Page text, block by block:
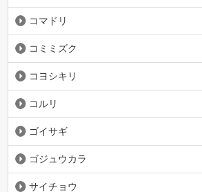
コマドリ
コミミズク
コヨシキリ
コルリ
ゴイサギ
ゴジュウカラ
サイチョウ